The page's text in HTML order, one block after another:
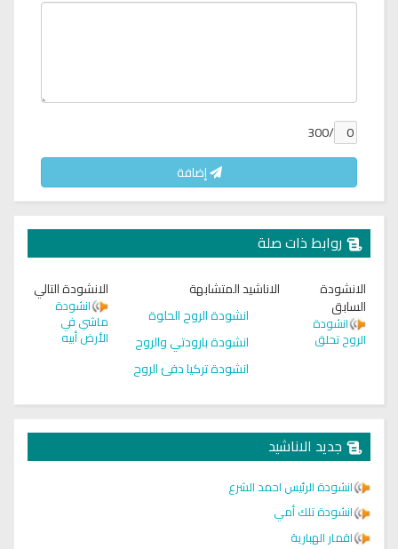
/300
إضافة
روابط ذات صلة
الانشودة
السابق
انشودة
الروح تحلق
الاناشيد المتشابهة
انشودة الروح الحلوة
انشودة بارودتي والروح
انشودة تركيا دفئ الروح
الانشودة التالي
انشودة
ماشي في
الأرض أبيه
جديد الاناشيد
انشودة الرئيس احمد الشرع
انشودة تلك أمي
اقمار الهبارية